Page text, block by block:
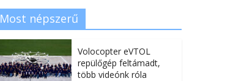
Most népszerű
Volocopter eVTOL
repülőgép feltámadt,
több videónk róla